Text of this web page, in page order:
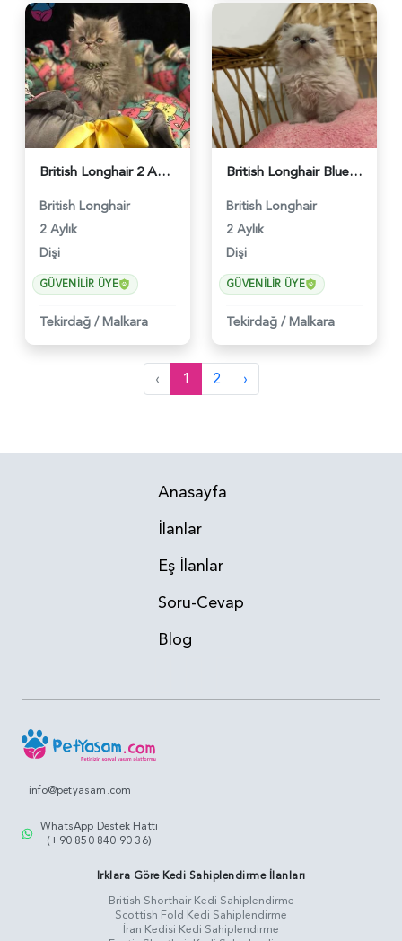
British Longhair 2 Aylık Dişi Yuva Arıyor - 460
British Longhair
2 Aylık
Dişi
GÜVENILIR ÜYE
Tekirdağ / Malkara
British Longhair Blue Point Safkan Kızımız 2 Aylık - 461
British Longhair
2 Aylık
Dişi
GÜVENILIR ÜYE
Tekirdağ / Malkara
‹ 1 2 ›
Anasayfa
İlanlar
Eş İlanlar
Soru-Cevap
Blog
info@petyasam.com
WhatsApp Destek Hattı
(+90 850 840 90 36)
Irklara Göre Kedi Sahiplendirme İlanları
British Shorthair Kedi Sahiplendirme
Scottish Fold Kedi Sahiplendirme
İran Kedisi Kedi Sahiplendirme